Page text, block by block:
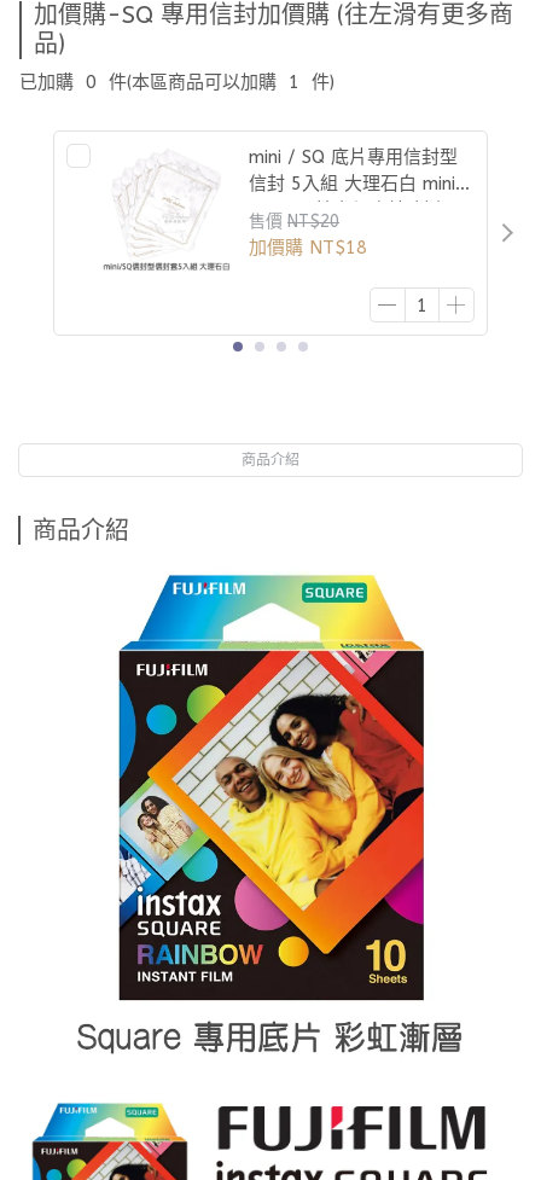
加價購-SQ 專用信封加價購 (往左滑有更多商
品)
已加購 0 件(本區商品可以加購 1 件)
mini / SQ 底片專用信封型
信封 5入組 大理石白 mini
Square 拍立得底片 封套
售價 NT$20
加價購 NT$18
商品介紹
商品介紹